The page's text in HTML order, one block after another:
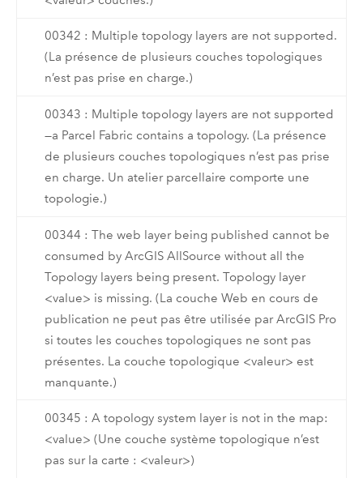
00342 : Multiple topology layers are not supported.
(La présence de plusieurs couches topologiques
n’est pas prise en charge.)
00343 : Multiple topology layers are not supported
—a Parcel Fabric contains a topology. (La présence
de plusieurs couches topologiques n’est pas prise
en charge. Un atelier parcellaire comporte une
topologie.)
00344 : The web layer being published cannot be
consumed by ArcGIS AllSource without all the
Topology layers being present. Topology layer
<value> is missing. (La couche Web en cours de
publication ne peut pas être utilisée par ArcGIS Pro
si toutes les couches topologiques ne sont pas
présentes. La couche topologique <valeur> est
manquante.)
00345 : A topology system layer is not in the map:
<value> (Une couche système topologique n’est
pas sur la carte : <valeur>)